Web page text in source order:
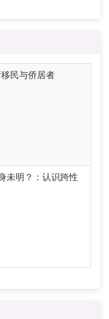
民与侨居者
未明？：认识跨性